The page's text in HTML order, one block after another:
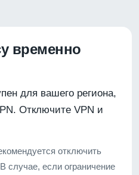
временно
для вашего региона,
Отключите VPN и
отключить
случае, если ограничение